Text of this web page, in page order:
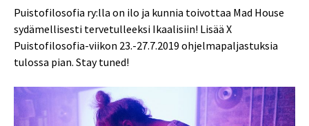
Puistofilosofia ry:lla on ilo ja kunnia toivottaa Mad House
sydämellisesti tervetulleeksi Ikaalisiin! Lisää X
Puistofilosofia-viikon 23.-27.7.2019 ohjelmapaljastuksia
tulossa pian. Stay tuned!